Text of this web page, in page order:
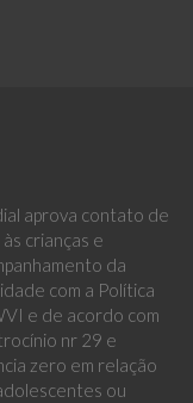
aprova contato de
crianças e
da
com a Política
e de acordo com
nr 29 e
zero em relação
ou